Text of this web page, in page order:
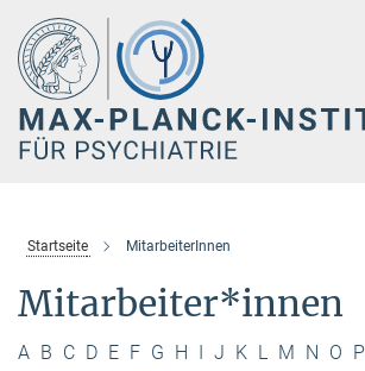
Hauptinhalt
Startseite MitarbeiterInnen
Mitarbeiter*innen
A B C D E F G H I J K L M N O P